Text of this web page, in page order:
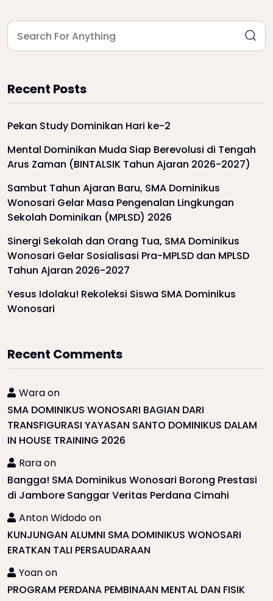
Recent Posts
Pekan Study Dominikan Hari ke-2
Mental Dominikan Muda Siap Berevolusi di Tengah
Arus Zaman (BINTALSIK Tahun Ajaran 2026-2027)
Sambut Tahun Ajaran Baru, SMA Dominikus
Wonosari Gelar Masa Pengenalan Lingkungan
Sekolah Dominikan (MPLSD) 2026
Sinergi Sekolah dan Orang Tua, SMA Dominikus
Wonosari Gelar Sosialisasi Pra-MPLSD dan MPLSD
Tahun Ajaran 2026-2027
Yesus Idolaku! Rekoleksi Siswa SMA Dominikus
Wonosari
Recent Comments
Waraon
SMA DOMINIKUS WONOSARI BAGIAN DARI
TRANSFIGURASI YAYASAN SANTO DOMINIKUS DALAM
IN HOUSE TRAINING 2026
Raraon
Bangga! SMA Dominikus Wonosari Borong Prestasi
di Jambore Sanggar Veritas Perdana Cimahi
Anton Widodoon
KUNJUNGAN ALUMNI SMA DOMINIKUS WONOSARI
ERATKAN TALI PERSAUDARAAN
Yoanon
PROGRAM PERDANA PEMBINAAN MENTAL DAN FISIK